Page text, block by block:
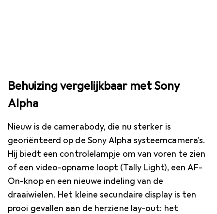
Behuizing vergelijkbaar met Sony
Alpha
Nieuw is de camerabody, die nu sterker is
georiënteerd op de Sony Alpha systeemcamera's.
Hij biedt een controlelampje om van voren te zien
of een video-opname loopt (Tally Light), een AF-
On-knop en een nieuwe indeling van de
draaiwielen. Het kleine secundaire display is ten
prooi gevallen aan de herziene lay-out: het